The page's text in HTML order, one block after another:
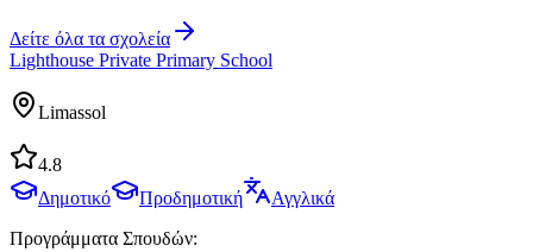
Δείτε όλα τα σχολεία
Lighthouse Private Primary School
Limassol
4.8
Δημοτικό
Προδημοτική
Αγγλικά
Προγράμματα Σπουδών: